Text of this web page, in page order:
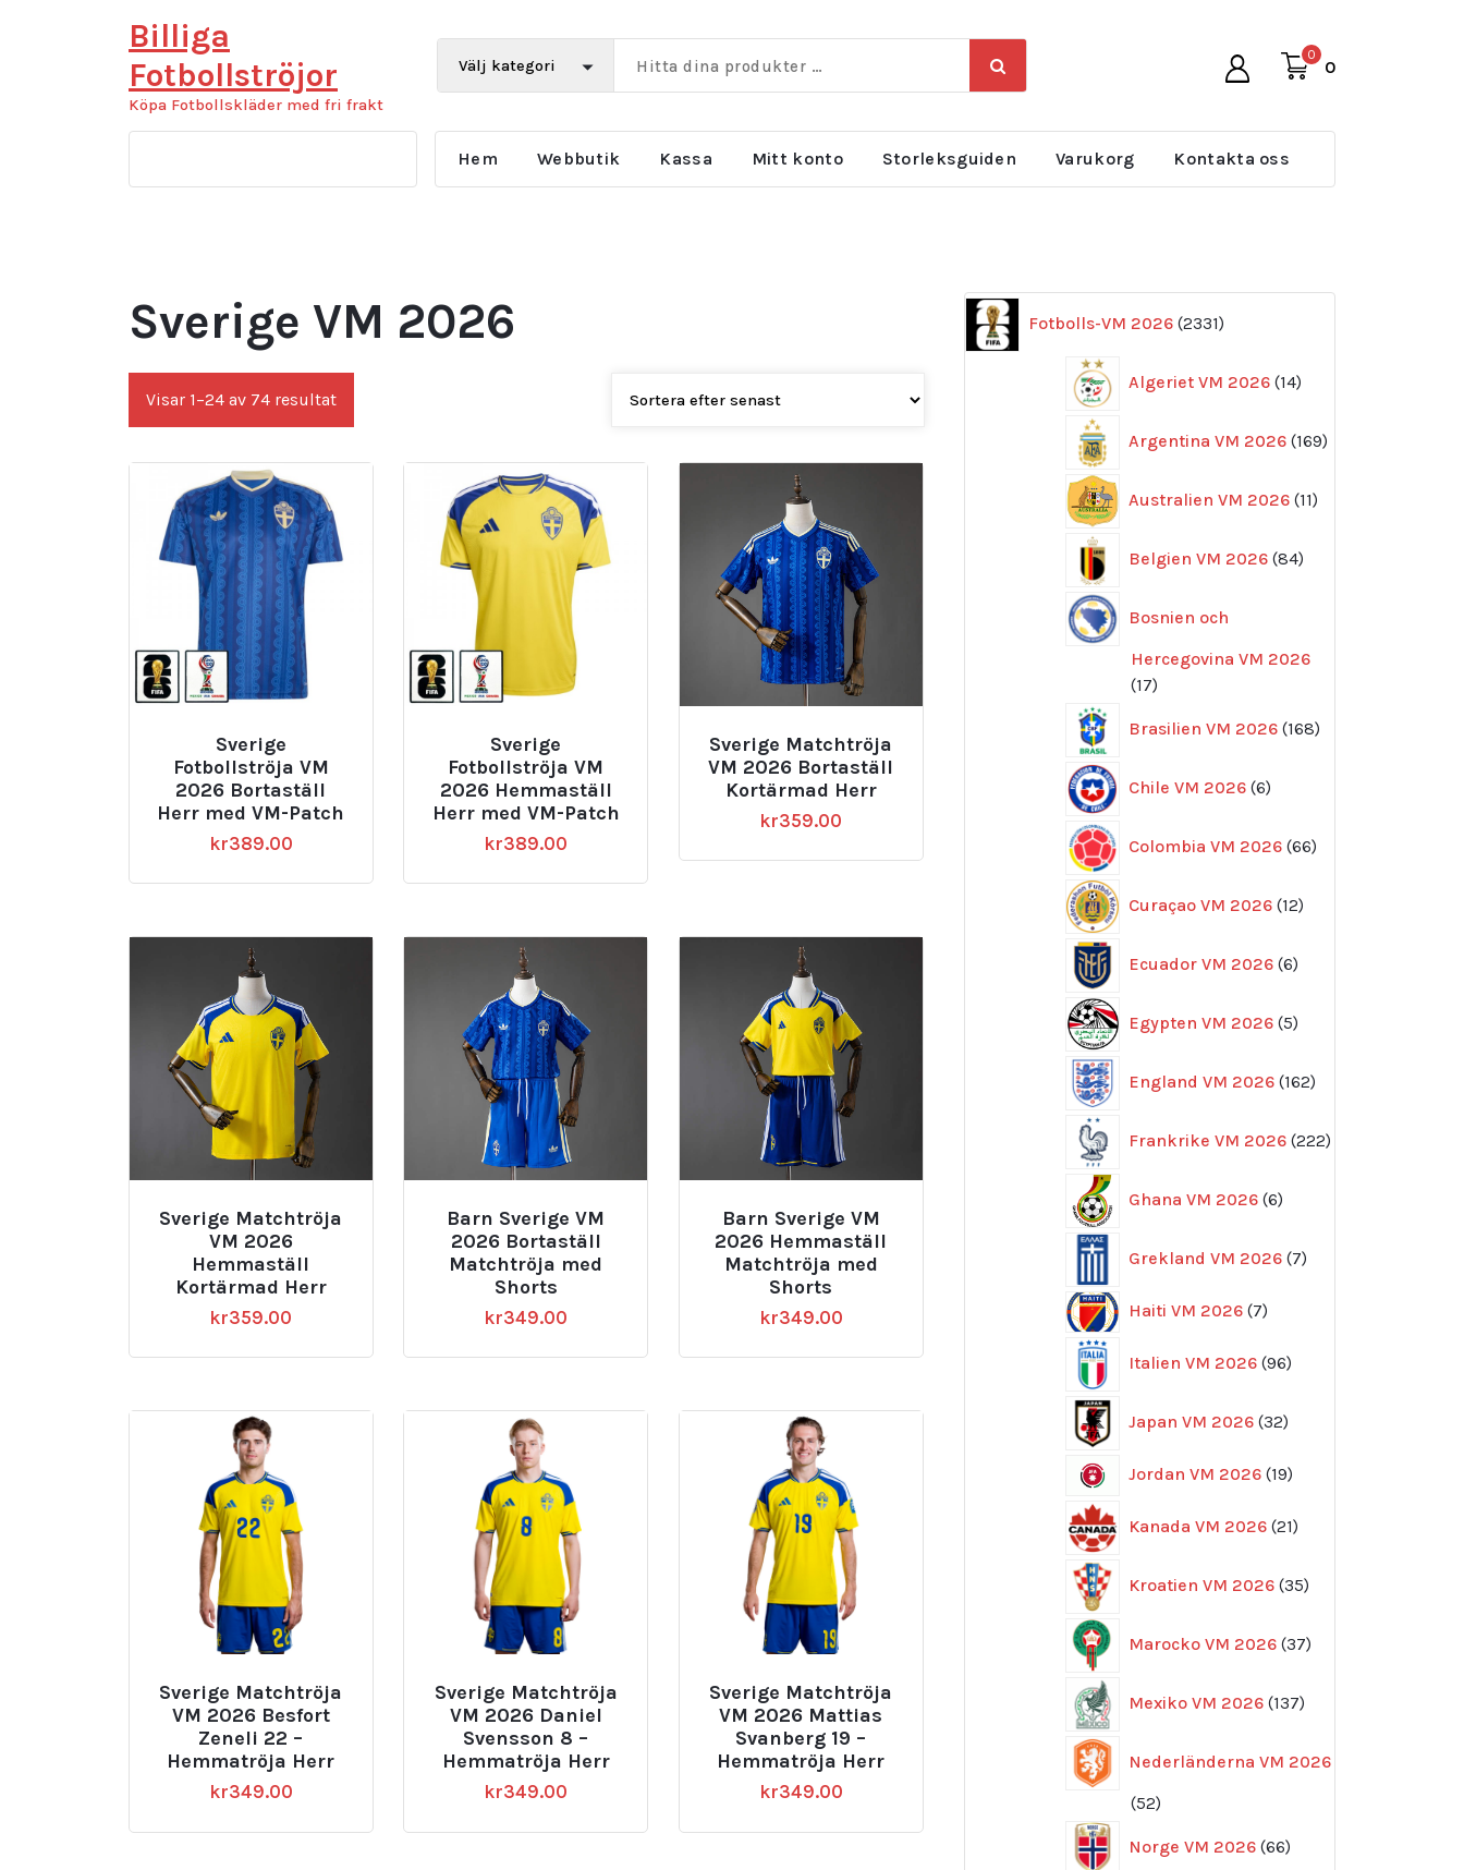
Billiga
Fotbollströjor
Köpa Fotbollskläder med fri frakt
0
0
Hem Webbutik Kassa Mitt konto Storleksguiden Varukorg Kontakta oss
Sverige VM 2026
Visar 1–24 av 74 resultatSortera
efter
Sverige
Fotbollströja VM
2026 Bortaställ
Herr med VM-Patch
kr389.00
Sverige
Fotbollströja VM
2026 Hemmaställ
Herr med VM-Patch
kr389.00
Sverige Matchtröja
VM 2026 Bortaställ
Kortärmad Herr
kr359.00
Sverige Matchtröja
VM 2026
Hemmaställ
Kortärmad Herr
kr359.00
Barn Sverige VM
2026 Bortaställ
Matchtröja med
Shorts
kr349.00
Barn Sverige VM
2026 Hemmaställ
Matchtröja med
Shorts
kr349.00
Sverige Matchtröja
VM 2026 Besfort
Zeneli 22 –
Hemmatröja Herr
kr349.00
Sverige Matchtröja
VM 2026 Daniel
Svensson 8 –
Hemmatröja Herr
kr349.00
Sverige Matchtröja
VM 2026 Mattias
Svanberg 19 –
Hemmatröja Herr
kr349.00
Fotbolls-VM 2026 2331
produkter
Algeriet VM 2026 14
produkter
Argentina VM 2026 169
produkter
Australien VM 2026 11
produkter
Belgien VM 2026 84
produkter
Bosnien och
Hercegovina VM 2026
1717
Brasilien VM 2026 168
produkter
Chile VM 2026 6
produkter
Colombia VM 2026 66
produkter
Curaçao VM 2026 12
produkter
Ecuador VM 2026 6
produkter
Egypten VM 2026 5
produkter
England VM 2026 162
produkter
Frankrike VM 2026 222
produkter
Ghana VM 2026 6
produkter
Grekland VM 2026 7
produkter
Haiti VM 2026 77
Italien VM 2026 96
produkter
Japan VM 2026 32
produkter
Jordan VM 2026 1919
Kanada VM 2026 21
produkter
Kroatien VM 2026 35
produkter
Marocko VM 2026 37
produkter
Mexiko VM 2026 137
produkter
Nederländerna VM 2026
5252
Norge VM 2026 66
produkter